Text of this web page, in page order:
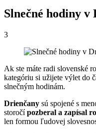
Slnečné hodiny v
3
Ak ste máte radi slovenské
kategóriu si užijete výlet do
slnečným hodinám.
Drienčany sú spojené s
storočípozberal a zapísal
len formou ľudovej